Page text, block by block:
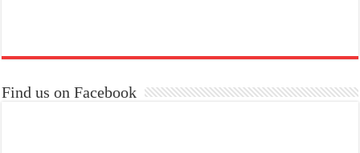
Find us on Facebook